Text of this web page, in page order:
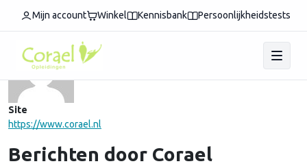
Mijn account Winkel Kennisbank Persoonlijkheidstests
Auteur:Corael
Site
https://www.corael.nl
Berichten door Corael